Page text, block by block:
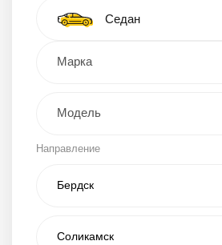
Тип автомобиля
Седан
Кроссовер
Направление